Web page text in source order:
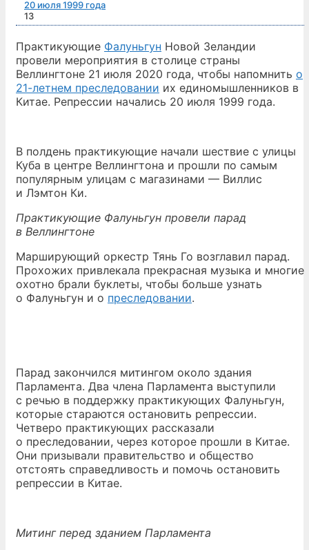
20 июля 1999 года
13
Практикующие Фалуньгун Новой Зеландии
провели мероприятия в столице страны
Веллингтоне 21 июля 2020 года, чтобы напомнить о
21-летнем преследовании их единомышленников в
Китае. Репрессии начались 20 июля 1999 года.
В полдень практикующие начали шествие c улицы
Куба в центре Веллингтона и прошли по самым
популярным улицам с магазинами — Виллис
и Лэмтон Ки.
Практикующие Фалуньгун провели парад
в Веллингтоне
Марширующий оркестр Тянь Го возглавил парад.
Прохожих привлекала прекрасная музыка и многие
охотно брали буклеты, чтобы больше узнать
о Фалуньгун и о преследовании.
Парад закончился митингом около здания
Парламента. Два члена Парламента выступили
с речью в поддержку практикующих Фалуньгун,
которые стараются остановить репрессии.
Четверо практикующих рассказали
о преследовании, через которое прошли в Китае.
Они призывали правительство и общество
отстоять справедливость и помочь остановить
репрессии в Китае.
Митинг перед зданием Парламента